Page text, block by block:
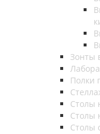
Зонты
Полки
Столы
Столы
Столы